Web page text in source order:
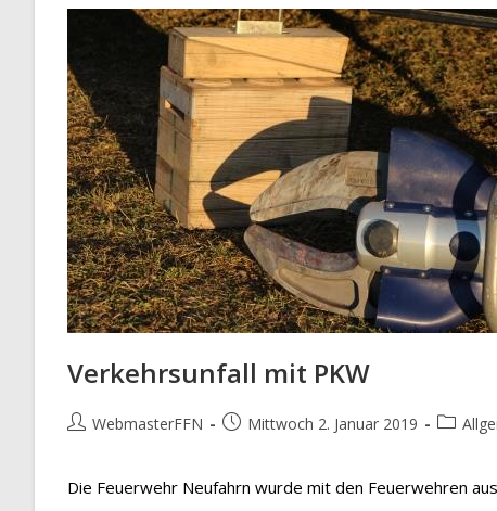
Verkehrsunfall mit PKW
Beitrags-
WebmasterFFN
BeitragMittwoch 2. Januar 2019
Die Feuerwehr Neufahrn wurde mit den Feuerwehren